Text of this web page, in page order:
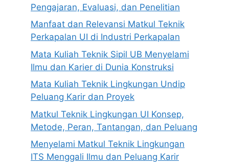
Pengajaran, Evaluasi, dan Penelitian
Manfaat dan Relevansi Matkul Teknik
Perkapalan UI di Industri Perkapalan
Mata Kuliah Teknik Sipil UB Menyelami
Ilmu dan Karier di Dunia Konstruksi
Mata Kuliah Teknik Lingkungan Undip
Peluang Karir dan Proyek
Matkul Teknik Lingkungan UI Konsep,
Metode, Peran, Tantangan, dan Peluang
Menyelami Matkul Teknik Lingkungan
ITS Menggali Ilmu dan Peluang Karir